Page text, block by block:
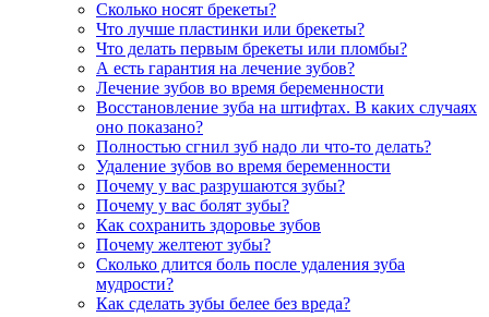
Сколько носят брекеты?
Что лучше пластинки или брекеты?
Что делать первым брекеты или пломбы?
А есть гарантия на лечение зубов?
Лечение зубов во время беременности
Восстановление зуба на штифтах. В каких случаях
оно показано?
Полностью сгнил зуб надо ли что-то делать?
Удаление зубов во время беременности
Почему у вас разрушаются зубы?
Почему у вас болят зубы?
Как сохранить здоровье зубов
Почему желтеют зубы?
Сколько длится боль после удаления зуба
мудрости?
Как сделать зубы белее без вреда?